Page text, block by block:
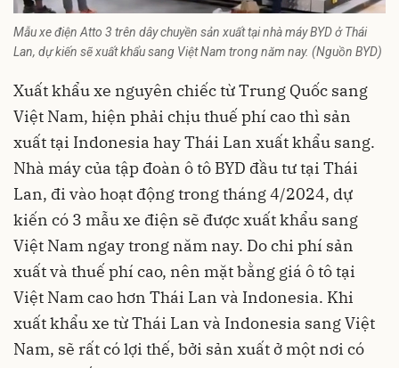
Mẫu xe điện Atto 3 trên dây chuyền sản xuất tại nhà máy BYD ở Thái
Lan, dự kiến sẽ xuất khẩu sang Việt Nam trong năm nay. (Nguồn BYD)
Xuất khẩu xe nguyên chiếc từ Trung Quốc sang
Việt Nam, hiện phải chịu thuế phí cao thì sản
xuất tại Indonesia hay Thái Lan xuất khẩu sang.
Nhà máy của tập đoàn ô tô BYD đầu tư tại Thái
Lan, đi vào hoạt động trong tháng 4/2024, dự
kiến có 3 mẫu xe điện sẽ được xuất khẩu sang
Việt Nam ngay trong năm nay. Do chi phí sản
xuất và thuế phí cao, nên mặt bằng giá ô tô tại
Việt Nam cao hơn Thái Lan và Indonesia. Khi
xuất khẩu xe từ Thái Lan và Indonesia sang Việt
Nam, sẽ rất có lợi thế, bởi sản xuất ở một nơi có